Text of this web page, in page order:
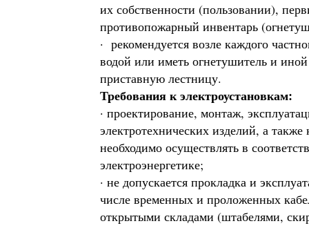
их собственности (пользовании),
противопожарный инвентарь
· рекомендуется возле каждого
водой или иметь огнетушитель и
приставную лестницу.
Требования к электроустановкам:
· проектирование, монтаж,
электротехнических изделий, а
необходимо осуществлять в
электроэнергетике;
· не допускается прокладка и
числе временных и проложенных
открытыми складами (штабелями,